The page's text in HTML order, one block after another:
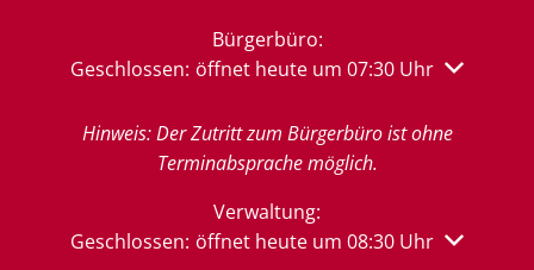
Bürgerbüro:
Klicken, um weitere Öffnungs- oder Schließzeiten
Geschlossen: öffnet heute um 07:30 Uhr
Hinweis: Der Zutritt zum Bürgerbüro ist ohne
Terminabsprache möglich.
Verwaltung:
Klicken, um weitere Öffnungs- oder Schließzeiten
Geschlossen: öffnet heute um 08:30 Uhr